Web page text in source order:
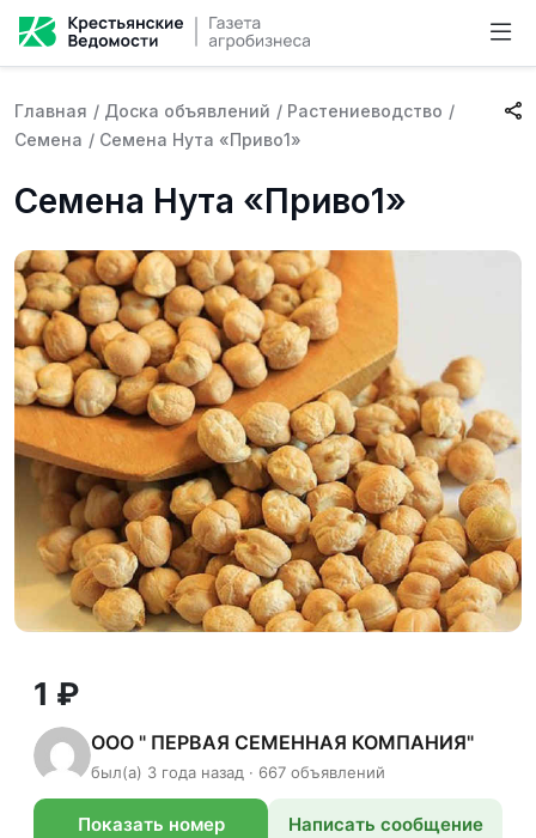
Главная / Доска объявлений / Растениеводство /
Семена / Семена Нута «Приво1»
Семена Нута «Приво1»
1 ₽
ООО " ПЕРВАЯ СЕМЕННАЯ КОМПАНИЯ"
был(а) 3 года назад · 667 объявлений
Показать номер Написать сообщение